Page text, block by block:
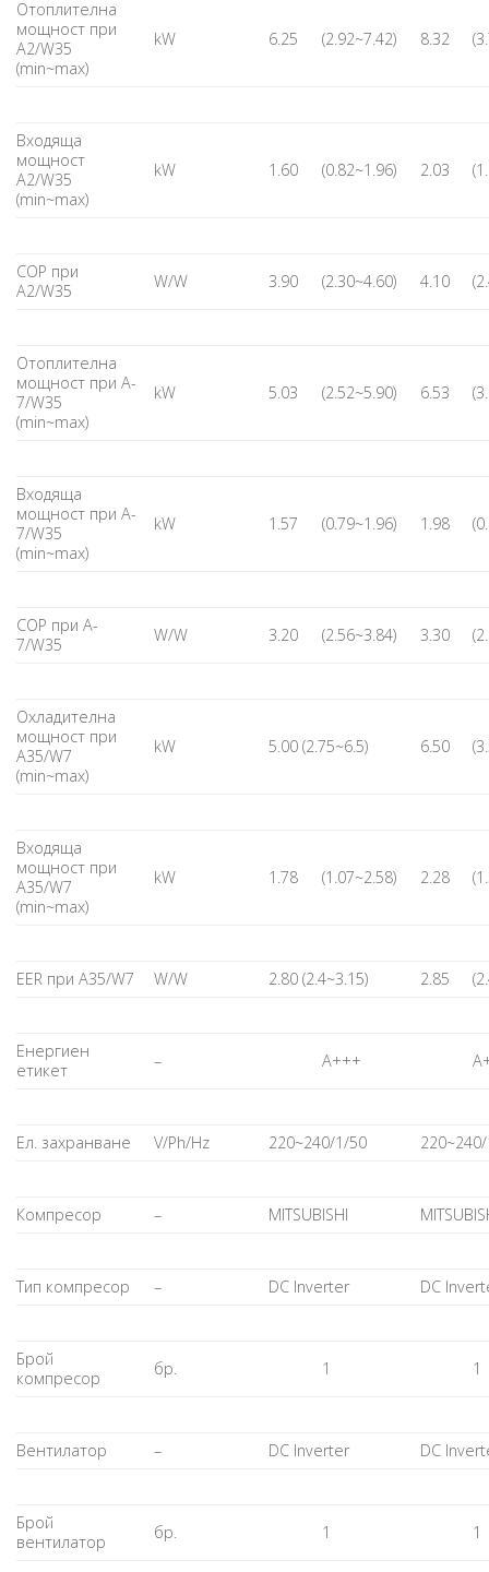
Отоплителна
мощност при
А2/W35
(min~max)
kW 6.25 (2.92~7.42) 8.32
Входяща
мощност
А2/W35
(min~max)
kW 1.60 (0.82~1.96) 2.03
COP при
А2/W35
W/W 3.90 (2.30~4.60) 4.10
Отоплителна
мощност при A-
7/W35
(min~max)
kW 5.03 (2.52~5.90) 6.53
Входяща
мощност при A-
7/W35
(min~max)
kW 1.57 (0.79~1.96) 1.98
COP при A-
7/W35
W/W 3.20 (2.56~3.84) 3.30
Охладителна
мощност при
A35/W7
(min~max)
kW 5.00 (2.75~6.5) 6.50
Входяща
мощност при
A35/W7
(min~max)
kW 1.78 (1.07~2.58) 2.28
ЕЕR при A35/W7 W/W 2.80 (2.4~3.15) 2.85
Енергиен
етикет
– А+++
Ел. захранване V/Ph/Hz 220~240/1/50
Компресор – MITSUBISHI
Тип компресор – DC Inverter DC
Брой
компресор
бр. 1 1
Вентилатор – DC Inverter DC
Брой
вентилатор
бр. 1 1